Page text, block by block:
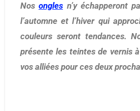
Nosongles n’y échapperont
l’automne et l’hiver qui
couleurs seront tendances.
présente les teintes de vernis
vos alliées pour ces deux